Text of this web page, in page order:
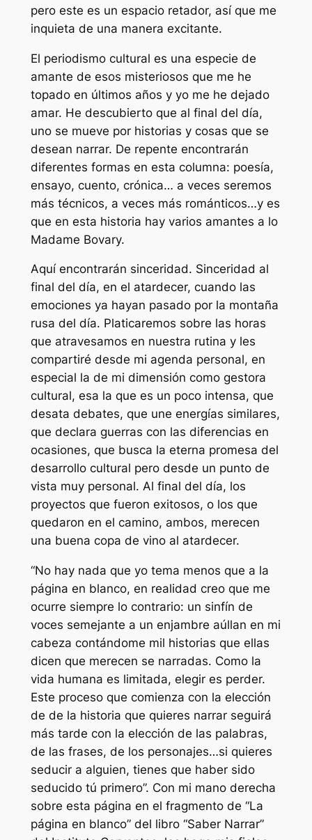
pero este es un espacio retador, así que me
inquieta de una manera excitante.
El periodismo cultural es una especie de
amante de esos misteriosos que me he
topado en últimos años y yo me he dejado
amar. He descubierto que al final del día,
uno se mueve por historias y cosas que se
desean narrar. De repente encontrarán
diferentes formas en esta columna: poesía,
ensayo, cuento, crónica… a veces seremos
más técnicos, a veces más románticos…y es
que en esta historia hay varios amantes a lo
Madame Bovary.
Aquí encontrarán sinceridad. Sinceridad al
final del día, en el atardecer, cuando las
emociones ya hayan pasado por la montaña
rusa del día. Platicaremos sobre las horas
que atravesamos en nuestra rutina y les
compartiré desde mi agenda personal, en
especial la de mi dimensión como gestora
cultural, esa la que es un poco intensa, que
desata debates, que une energías similares,
que declara guerras con las diferencias en
ocasiones, que busca la eterna promesa del
desarrollo cultural pero desde un punto de
vista muy personal. Al final del día, los
proyectos que fueron exitosos, o los que
quedaron en el camino, ambos, merecen
una buena copa de vino al atardecer.
“No hay nada que yo tema menos que a la
página en blanco, en realidad creo que me
ocurre siempre lo contrario: un sinfín de
voces semejante a un enjambre aúllan en mi
cabeza contándome mil historias que ellas
dicen que merecen se narradas. Como la
vida humana es limitada, elegir es perder.
Este proceso que comienza con la elección
de de la historia que quieres narrar seguirá
más tarde con la elección de las palabras,
de las frases, de los personajes…si quieres
seducir a alguien, tienes que haber sido
seducido tú primero”. Con mi mano derecha
sobre esta página en el fragmento de “La
página en blanco” del libro “Saber Narrar”